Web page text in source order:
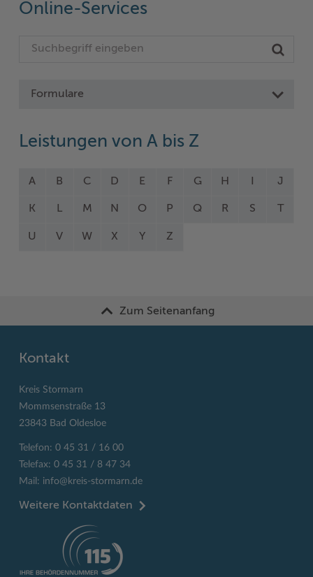
Online-Services
Formulare
Leistungen von A bis Z
A B C D E F G H J
K L M N O P Q R S T
U V W X Y Z
Zum Seitenanfang
Kontakt
Kreis Stormarn
Mommsenstraße 13
23843 Bad Oldesloe
Telefon: 0 45 31 / 16 00
Telefax: 0 45 31 / 8 47 34
Mail: info@kreis-stormarn.de
Weitere Kontaktdaten